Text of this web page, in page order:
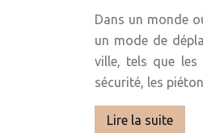
Dans un monde
un mode de
ville, tels que les
sécurité, les
Lire la suite